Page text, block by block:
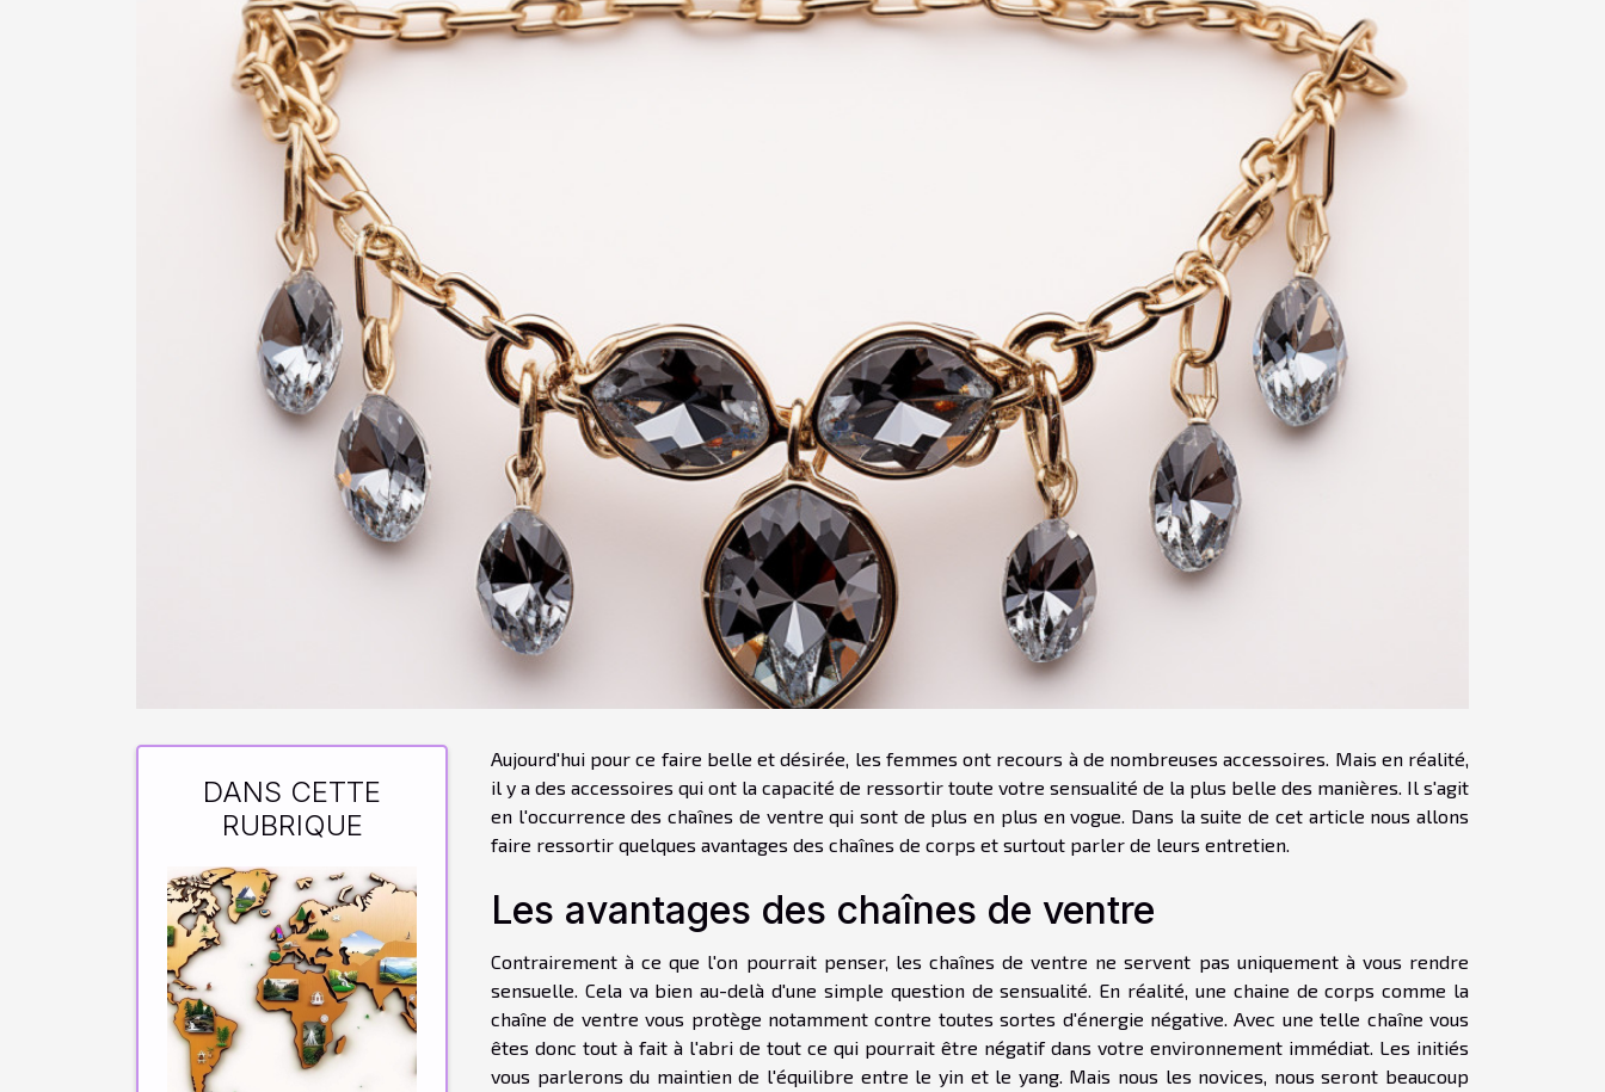
DANS CETTE
RUBRIQUE
Aujourd'hui pour ce faire belle et désirée, les femmes ont recours à de nombreuses accessoires. Mais en réalité,
il y a des accessoires qui ont la capacité de ressortir toute votre sensualité de la plus belle des manières. Il s'agit
en l'occurrence des chaînes de ventre qui sont de plus en plus en vogue. Dans la suite de cet article nous allons
faire ressortir quelques avantages des chaînes de corps et surtout parler de leurs entretien.
Les avantages des chaînes de ventre
Contrairement à ce que l'on pourrait penser, les chaînes de ventre ne servent pas uniquement à vous rendre
sensuelle. Cela va bien au-delà d'une simple question de sensualité. En réalité, une chaine de corps comme la
chaîne de ventre vous protège notamment contre toutes sortes d'énergie négative. Avec une telle chaîne vous
êtes donc tout à fait à l'abri de tout ce qui pourrait être négatif dans votre environnement immédiat. Les initiés
vous parlerons du maintien de l'équilibre entre le yin et le yang. Mais nous les novices, nous seront beaucoup